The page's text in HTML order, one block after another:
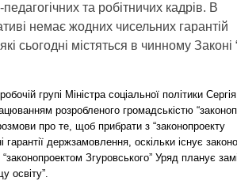
та робітничих кадрів. В
немає жодних чисельних гарантій
сьогодні містяться в чинному Законі
групі Міністра соціальної політики Сергія
розробленого громадськістю
про те, щоб прибрати з “законопроекту
гарантії держзамовлення, оскільки існує
Згуровського” Уряд планує
освіту”.